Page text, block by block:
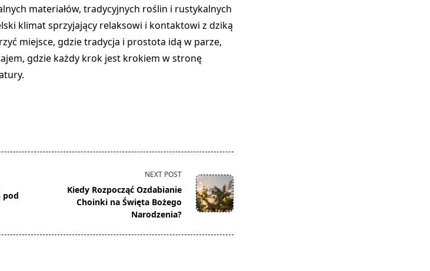
materiałów, tradycyjnych roślin i rustykalnych
klimat sprzyjający relaksowi i kontaktowi z dziką
miejsce, gdzie tradycja i prostota idą w parze,
gdzie każdy krok jest krokiem w stronę
pod
NEXT POST
Kiedy Rozpocząć Ozdabianie
Choinki na Święta Bożego
Narodzenia?